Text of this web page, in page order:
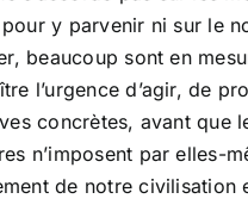
y parvenir ni sur le
beaucoup sont en
l’urgence d’agir, de
concrètes, avant que
n’imposent par elles-
de notre civilisation